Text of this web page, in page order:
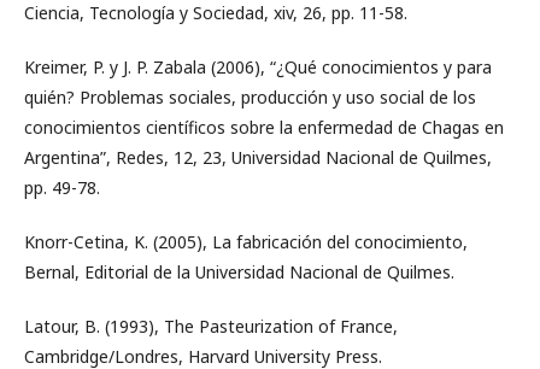
Ciencia, Tecnología y Sociedad, xiv, 26, pp. 11-58.
Kreimer, P. y J. P. Zabala (2006), “¿Qué conocimientos y para
quién? Problemas sociales, producción y uso social de los
conocimientos científicos sobre la enfermedad de Chagas en
Argentina”, Redes, 12, 23, Universidad Nacional de Quilmes,
pp. 49-78.
Knorr-Cetina, K. (2005), La fabricación del conocimiento,
Bernal, Editorial de la Universidad Nacional de Quilmes.
Latour, B. (1993), The Pasteurization of France,
Cambridge/Londres, Harvard University Press.